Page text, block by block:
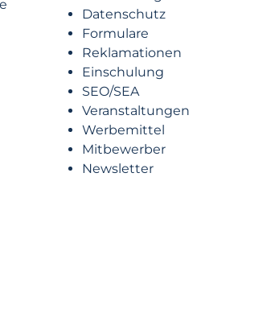
Datenschutz
Formulare
Reklamationen
Einschulung
SEO/SEA
Veranstaltungen
Werbemittel
Mitbewerber
Newsletter